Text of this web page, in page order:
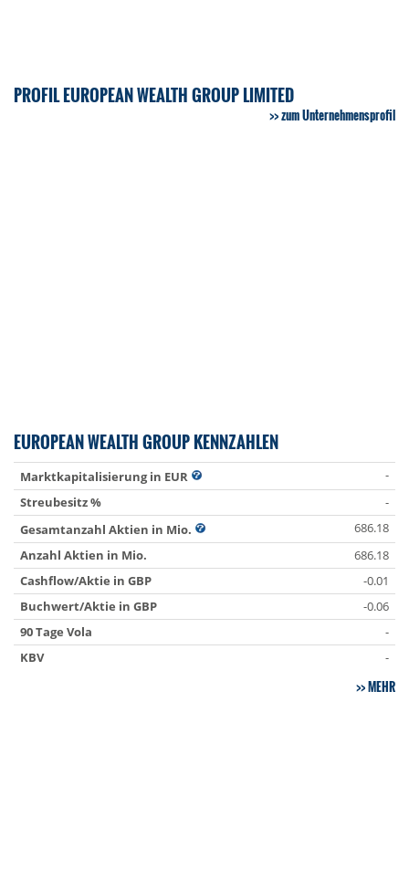
PROFIL EUROPEAN WEALTH GROUP LIMITED
zum Unternehmensprofil
EUROPEAN WEALTH GROUP KENNZAHLEN
Marktkapitalisierung in EUR
-
Streubesitz %
-
Gesamtanzahl Aktien in Mio.
686.18
Anzahl Aktien in Mio.
686.18
Cashflow/Aktie in GBP
-0.01
Buchwert/Aktie in GBP
-0.06
90 Tage Vola
-
KBV
-
MEHR